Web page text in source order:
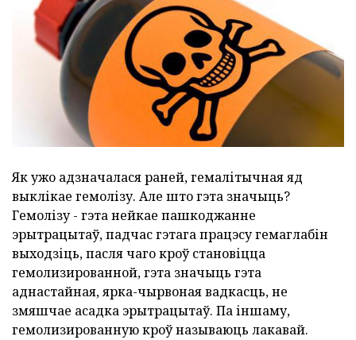
Як ужо адзначалася раней, гемалітычная яд
выклікае гемолізу. Але што гэта значыць?
Гемолізу - гэта нейкае пашкоджанне
эрытрацытаў, падчас гэтага працэсу гемаглабін
выходзіць, пасля чаго кроў становіцца
гемолизированной, гэта значыць гэта
аднастайная, ярка-чырвоная вадкасць, не
змяшчае асадка эрытрацытаў. Па іншаму,
гемолизированную кроў называюць лакавай.